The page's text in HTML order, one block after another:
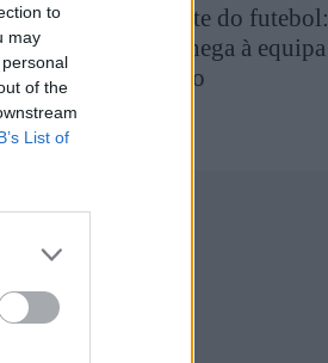
to
may
of the
List of
Favaios para a elite do futebol:
Chaves chega à equipa
do FC Porto
5 de Agosto, 2026